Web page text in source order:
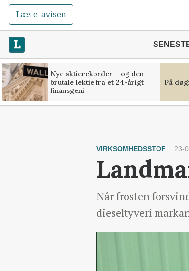
Læs e-avisen
Nye aktierekorder – og den
brutale lektie fra et 24-årigt
finansgeni
På
VIRKSOMHEDSSTOF 23-
Når frosten
dieseltyveri